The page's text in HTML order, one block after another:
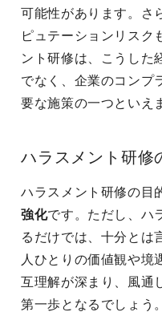
可能性があります。さ
ピュテーションリスク
ント研修は、こうした
でなく、企業のコンプ
要な施策の一つといえ
ハラスメント研修
ハラスメント研修の目
強化です。ただし、ハ
るだけでは、十分とは
人ひとりの価値観や境
互理解が深まり、風通
第一歩となるでしょう。